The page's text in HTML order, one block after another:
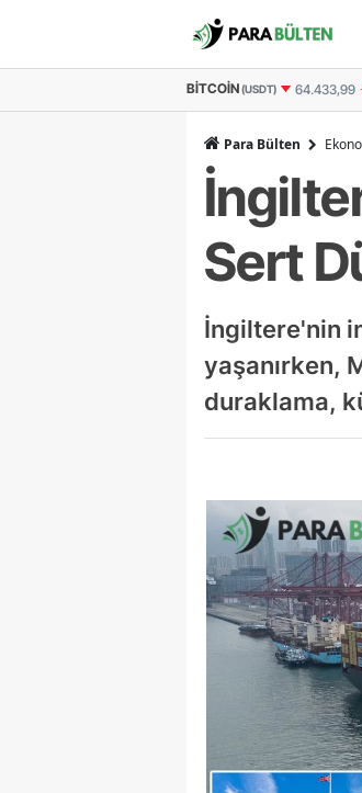
BITCOIN(TL) 3.063.546 -
Para Bülten
Sert
İngiltere'nin
yaşanırken,
duraklama,